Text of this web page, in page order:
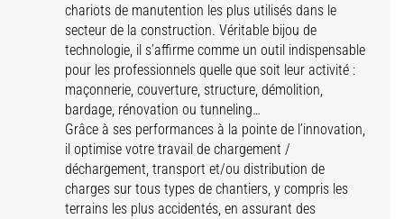
chariots de manutention les plus utilisés dans le
secteur de la construction. Véritable bijou de
technologie, il s’affirme comme un outil indispensable
pour les professionnels quelle que soit leur activité :
maçonnerie, couverture, structure, démolition,
bardage, rénovation ou tunneling…
Grâce à ses performances à la pointe de l’innovation,
il optimise votre travail de chargement /
déchargement, transport et/ou distribution de
charges sur tous types de chantiers, y compris les
terrains les plus accidentés, en assurant des